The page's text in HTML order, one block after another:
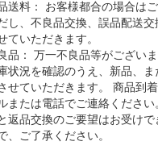
送料： お客様都合の場合はご
し、不良品交換、誤品配送交
ていただきます。
品： 万一不良品等がござい
状況を確認のうえ、新品、
せていただきます。 商品到
または電話でご連絡ください
返品交換のご要望はお受けで
、ご了承ください。